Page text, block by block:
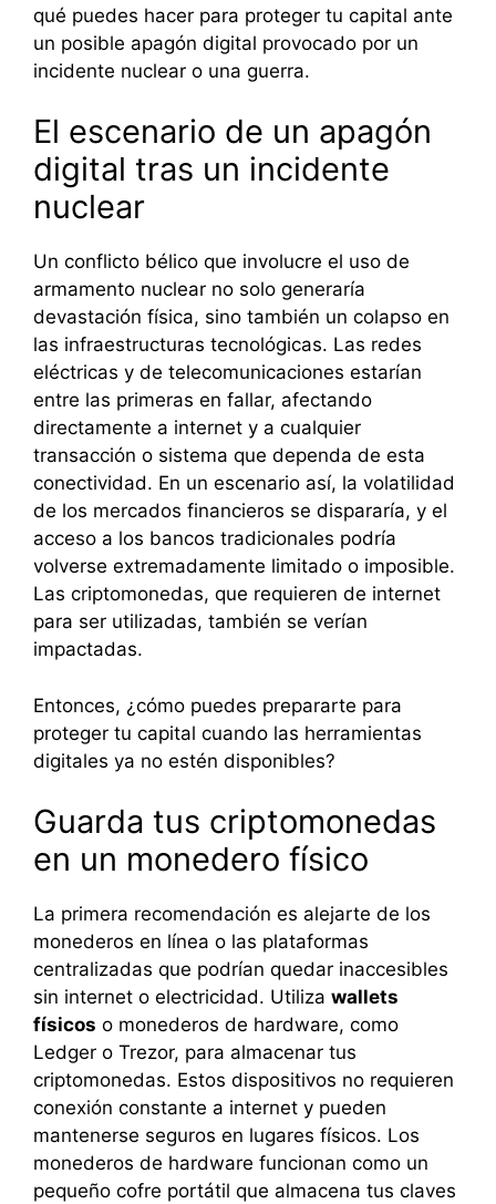
qué puedes hacer para proteger tu capital ante
un posible apagón digital provocado por un
incidente nuclear o una guerra.
El escenario de un apagón
digital tras un incidente
nuclear
Un conflicto bélico que involucre el uso de
armamento nuclear no solo generaría
devastación física, sino también un colapso en
las infraestructuras tecnológicas. Las redes
eléctricas y de telecomunicaciones estarían
entre las primeras en fallar, afectando
directamente a internet y a cualquier
transacción o sistema que dependa de esta
conectividad. En un escenario así, la volatilidad
de los mercados financieros se dispararía, y el
acceso a los bancos tradicionales podría
volverse extremadamente limitado o imposible.
Las criptomonedas, que requieren de internet
para ser utilizadas, también se verían
impactadas.
Entonces, ¿cómo puedes prepararte para
proteger tu capital cuando las herramientas
digitales ya no estén disponibles?
Guarda tus criptomonedas
en un monedero físico
La primera recomendación es alejarte de los
monederos en línea o las plataformas
centralizadas que podrían quedar inaccesibles
sin internet o electricidad. Utiliza wallets
físicos o monederos de hardware, como
Ledger o Trezor, para almacenar tus
criptomonedas. Estos dispositivos no requieren
conexión constante a internet y pueden
mantenerse seguros en lugares físicos. Los
monederos de hardware funcionan como un
pequeño cofre portátil que almacena tus claves